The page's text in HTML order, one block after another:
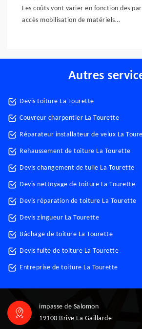
Les coûts vont varier en fonction des
accès mobilisation de matériels…
Autres
Devis toiture La Tourette
Couvreur charpentier La Tourette
Réparateur installateur de velux La
Rehaussement de toiture La Tourette
Devis changement de tuile La Tourette
Devis nettoyage de toiture La Tourette
Devis réparation de toiture La Tourette
Devis zingueur La Tourette
Bâchage de toiture La Tourette
Devis fuite de toiture La Tourette
Entreprise de toiture La Tourette
impasse de Salomon
19100 Brive La Gaillarde